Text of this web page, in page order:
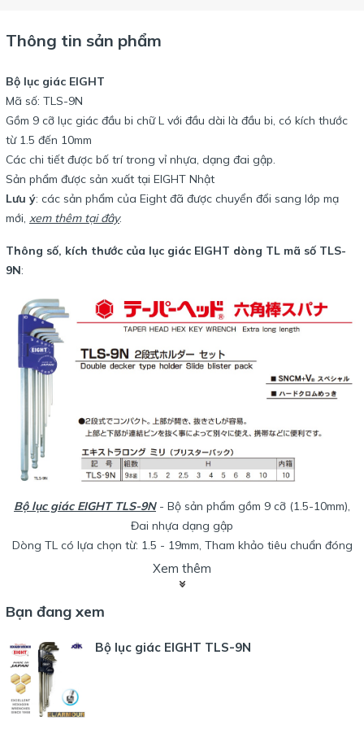
Thông tin sản phẩm
Bộ lục giác EIGHT
Mã số: TLS-9N
Gồm 9 cỡ lục giác đầu bi chữ L với đầu dài là đầu bi, có kích thước
từ 1.5 đến 10mm
Các chi tiết được bố trí trong vỉ nhựa, dạng đai gập.
Sản phẩm được sản xuất tại EIGHT Nhật
Lưu ý: các sản phẩm của Eight đã được chuyển đổi sang lớp mạ
mới, xem thêm tại đây.
Thông số, kích thước của lục giác EIGHT dòng TL mã số TLS-
9N:
Bộ lục giác EIGHT TLS-9N- Bộ sản phẩm gồm 9 cỡ (1.5-10mm),
Đai nhựa dạng gập
Dòng TL có lựa chọn từ: 1.5 - 19mm, Tham khảo tiêu chuẩn đóng
gói đính kèm
Với nhu cầu về các chi tiết lục giác lẻ: tham khảo dòng lục giác
Xem thêm
Bạn đang xem
Bộ lục giác EIGHT TLS-9N